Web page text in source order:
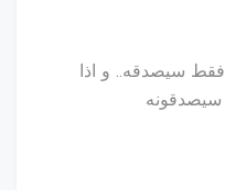
سيصدقه.. و اذا